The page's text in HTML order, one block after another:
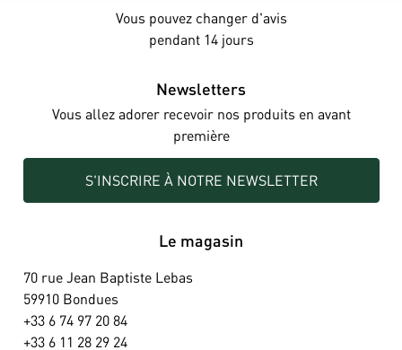
Vous pouvez changer d'avis
pendant 14 jours
Newsletters
Vous allez adorer recevoir nos produits en avant
première
S'INSCRIRE À NOTRE NEWSLETTER
Le magasin
70 rue Jean Baptiste Lebas
59910 Bondues
+33 6 74 97 20 84
+33 6 11 28 29 24